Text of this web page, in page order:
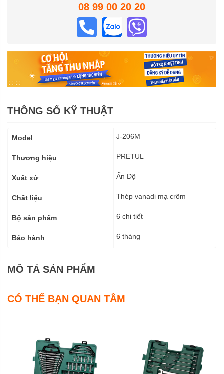
08 99 00 20 20
THÔNG SỐ KỸ THUẬT
kỹ
Model J-206M
Thương hiệu PRETUL
Xuất xứ Ấn Độ
Chất liệu Thép vanadi mạ crôm
Bộ sản phẩm 6 chi tiết
Bảo hành 6 tháng
MÔ TẢ SẢN PHẨM
CÓ THỂ BẠN QUAN TÂM